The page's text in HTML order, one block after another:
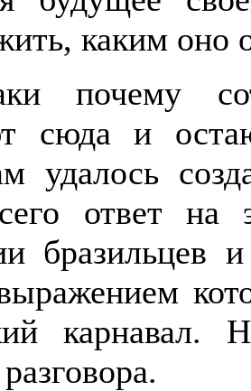
каким оно
почему
сюда и
удалось
ответ на
бразильцев
карнавал.